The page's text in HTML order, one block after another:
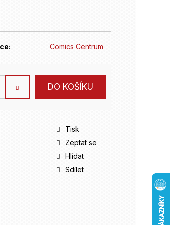
Comics Centrum
DO KOŠÍKU
Tisk
Zeptat se
Hlídat
Sdílet